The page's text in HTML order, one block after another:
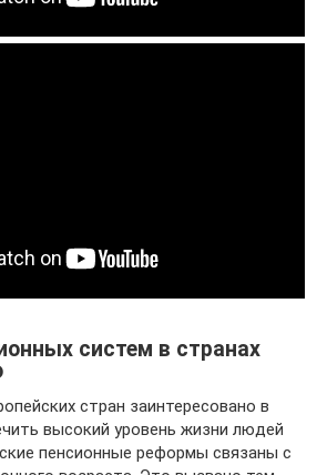
систем в странах
стран заинтересовано в
высокий уровень жизни людей
пенсионные реформы связаны с